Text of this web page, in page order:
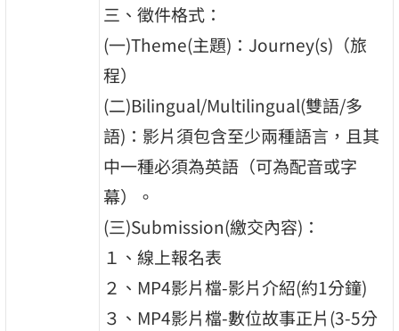
三、徵件格式：
(一)Theme(主題)：Journey(s)（旅
程）
(二)Bilingual/Multilingual(雙語/多
語)：影片須包含至少兩種語言，且其
中一種必須為英語（可為配音或字
幕）。
(三)Submission(繳交內容)：
１、線上報名表
２、MP4影片檔-影片介紹(約1分鐘)
３、MP4影片檔-數位故事正片(3-5分